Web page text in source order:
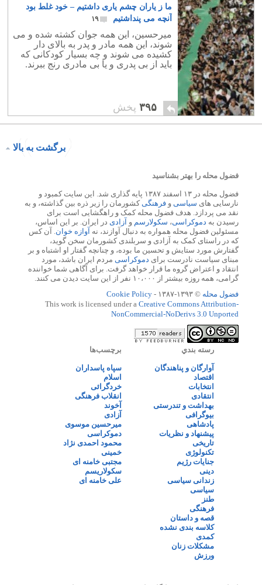
ما ز یاران چشم یاری داشتیم – خود غلط بود
آنچه می پنداشتیم
۱۹
میرحسین، این همه جوان کشته شده و می
شوند، این همه مادر و پدر به بالای دار
کشیده می شوند و چه بسیار کودکانی که
باید از بی پدری و یا بی مادری رنج ببرند.
۳۹۵ پخش
برگشت به بالا
فضول محله را بهتر بشناسید
فضول محله در ۱۳ اسفند ۱۳۸۷ پایه گذاری شد. این سایت کمبود و
نارسایی های سیاسی و فرهنگیکشورمان را زیر ذره بین گذاشته، و به
نقد می پردازد. هدف فضول محله کمک و راهگشایی است برای
رسیدن به دموکراسی، سکولارسم و آزادی در ایران. بر این اساس،
مسئولین فضول محله همواره به دنبال آوازند، نه آوازه خوان. آن کس
که در راستای کمک به آزادی و سربلندی کشورمان سخن گوید،
گفتارش مورد ستایش و تحسین ما بوده، و چنانچه گفتار او اشتباه و بر
مبنای سیاست نادرست برای دموکراسی مردم ایران باشد، مورد
انتقاد و اعتراض گروه ما قرار خواهد گرفت. برای آگاهی شما خواننده
گرامی، همه روزه بیشتر از ۱۰،۰۰۰ نفر از این سایت دیدن می کنند.
فضول محله © ۱۳۹۳-۱۳۸۷ -
Cookie Policy
This work is licensed under a Creative Commons Attribution-
NonCommercial-NoDerivs 3.0 Unported
رسته بندي
آوارگان و پناهندگان
اقتصاد
انتخابات
انتقادی
بهداشت و تندرستی
بیوگرافی
پادشاهی
پیشنهاد و نظریات
تاریخی
تکنولوژی
جنایات رژیم
دینی
زندانی سیاسی
سیاسی
طنز
فرهنگی
قصه و داستان
کلاسه بندی نشده
کمدی
مشکلات زنان
ورزش
برچسب‌ها
سپاه پاسداران
اسلام
خردگرائی
انقلاب فرهنگی
آخوند
آزادی
میرحسین موسوی
دموکراسی
محمود احمدی نژاد
خمینی
مجتبی خامنه ای
سکولاریسم
علی خامنه ای